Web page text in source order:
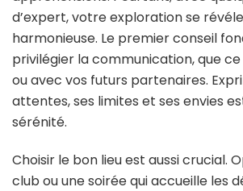
d’expert, votre exploration se
harmonieuse. Le premier conseil
privilégier la communication, que
ou avec vos futurs partenaires.
attentes, ses limites et ses envies
sérénité.
Choisir le bon lieu est aussi crucial.
club ou une soirée qui accueille les